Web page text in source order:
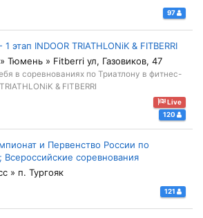
97
- 1 этап INDOOR TRIATHLONiK & FITBERRI
Тюмень » Fitberri ул, Газовиков, 47
в соревнованиях по Триатлону в фитнес-
& FITBERRI
Live
120
и Первенство России по
Всероссийские соревнования
» п. Тургояк
121